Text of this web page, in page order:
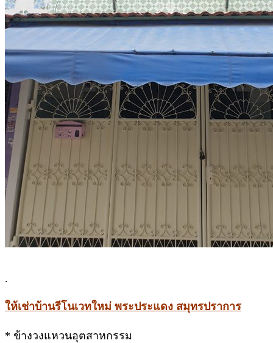
.
ให้เช่าบ้านรีโนเวทใหม่ พระประแดง สมุทรปราการ
* ข้างวงแหวนอุตสาหกรรม